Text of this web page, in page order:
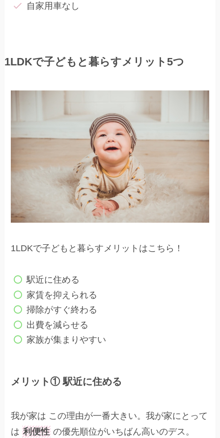
自家用車なし
1LDKで子どもと暮らすメリット5つ
1LDKで子どもと暮らすメリットはこちら！
駅近に住める
家賃を抑えられる
掃除がすぐ終わる
出費を減らせる
家族が集まりやすい
メリット① 駅近に住める
我が家は この理由が一番大きい。我が家にとって
は利便性 の優先順位がいちばん高いのデス。